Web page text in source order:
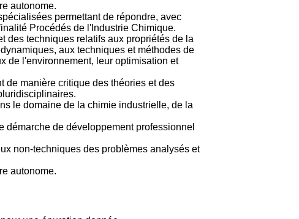
autonome.
permettant de répondre, avec
Procédés de l'Industrie Chimique.
des techniques relatifs aux propriétés de la
aux techniques et méthodes de
de l'environnement, leur optimisation et
de manière critique des théories et des
le domaine de la chimie industrielle, de la
de développement professionnel
non-techniques des problèmes analysés et
autonome.